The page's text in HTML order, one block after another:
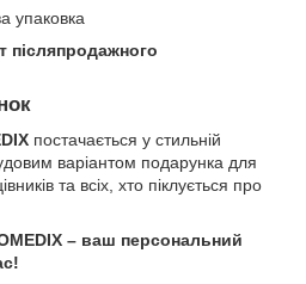
упаковка
післяпродажного
постачається у стильній
варіантом подарунка для
та всіх, хто піклується про
– ваш персональний